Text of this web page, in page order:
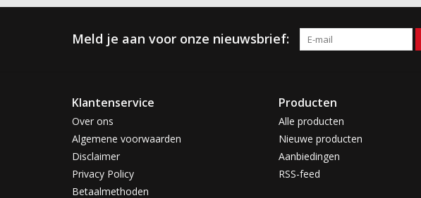
Meld je aan voor onze nieuwsbrief:
Klantenservice
Over ons
Algemene voorwaarden
Disclaimer
Privacy Policy
Betaalmethoden
Producten
Alle producten
Nieuwe producten
Aanbiedingen
RSS-feed